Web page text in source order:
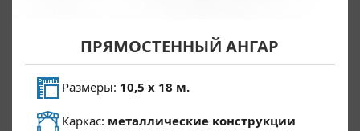
ПРЯМОСТЕННЫЙ АНГАР
Размеры: 10,5 х 18 м.
Каркас: металлические конструкции